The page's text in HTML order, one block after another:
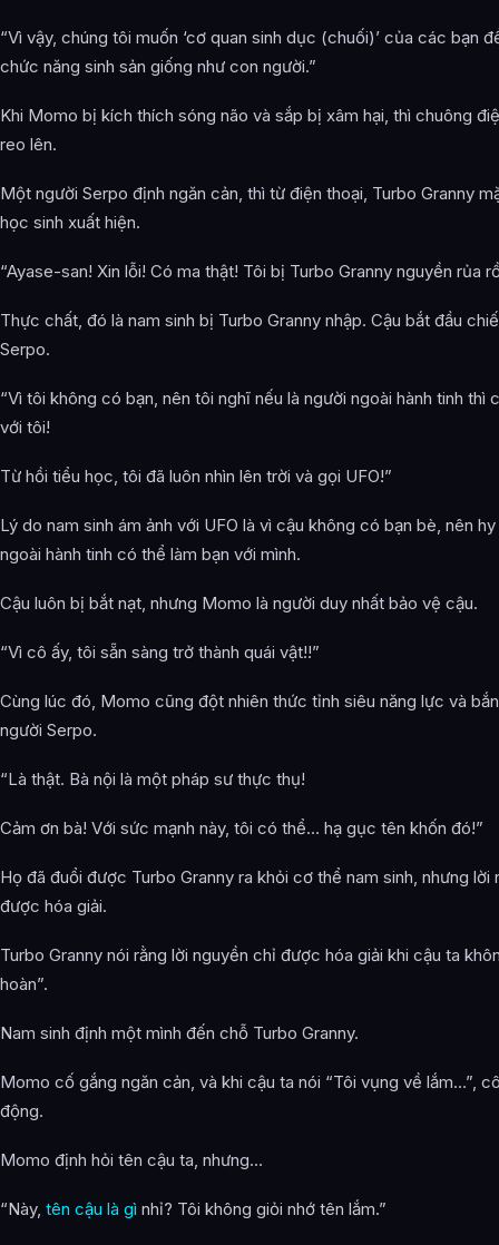
“Vì vậy, chúng tôi muốn ‘cơ quan sinh dục (chuối)’ của các bạn
chức năng sinh sản giống như con người.”
Khi Momo bị kích thích sóng não và sắp bị xâm hại, thì chuông
reo lên.
Một người Serpo định ngăn cản, thì từ điện thoại, Turbo Granny
học sinh xuất hiện.
“Ayase-san! Xin lỗi! Có ma thật! Tôi bị Turbo Granny nguyền rủa
Thực chất, đó là nam sinh bị Turbo Granny nhập. Cậu bắt đầu
Serpo.
“Vì tôi không có bạn, nên tôi nghĩ nếu là người ngoài hành tinh thì
với tôi!
Từ hồi tiểu học, tôi đã luôn nhìn lên trời và gọi UFO!”
Lý do nam sinh ám ảnh với UFO là vì cậu không có bạn bè, nên
ngoài hành tinh có thể làm bạn với mình.
Cậu luôn bị bắt nạt, nhưng Momo là người duy nhất bảo vệ cậu.
“Vì cô ấy, tôi sẵn sàng trở thành quái vật!!”
Cùng lúc đó, Momo cũng đột nhiên thức tỉnh siêu năng lực và
người Serpo.
“Là thật. Bà nội là một pháp sư thực thụ!
Cảm ơn bà! Với sức mạnh này, tôi có thể… hạ gục tên khốn đó!”
Họ đã đuổi được Turbo Granny ra khỏi cơ thể nam sinh, nhưng lời
được hóa giải.
Turbo Granny nói rằng lời nguyền chỉ được hóa giải khi cậu ta
hoàn”.
Nam sinh định một mình đến chỗ Turbo Granny.
Momo cố gắng ngăn cản, và khi cậu ta nói “Tôi vụng về lắm…”,
động.
Momo định hỏi tên cậu ta, nhưng…
“Này, tên cậu là gì nhỉ? Tôi không giỏi nhớ tên lắm.”